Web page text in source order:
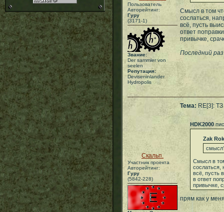
Пользователь
Авторейтинг:
Гуру
(3171-1)
Звание:
Der sammler von
seelen
Репутация:
Deviseninlander
Hydropolis
Смысл в том
сослаться,
всё, пусть
ответ
привычке,
Последний
Скальп.
Участник проекта
Авторейтинг:
Гуру
(5842-228)
Тема: RE[3]: ТЗ
HDK2000
Zak
Смысл в
сослаться,
всё, пусть
в ответ
привычке,
прям как у